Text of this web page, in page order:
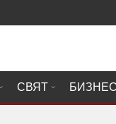
СВЯТ БИЗНЕС